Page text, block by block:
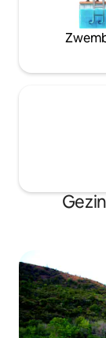
van de
gezellig als er